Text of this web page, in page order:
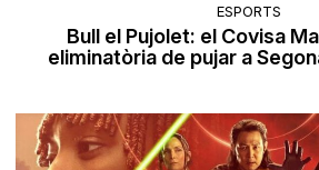
ESPORTS
Bull el Pujolet: el Covisa
eliminatòria de pujar a